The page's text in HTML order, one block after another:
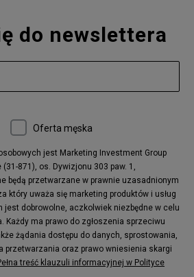
do newslettera
Oferta męska
jest Marketing Investment Group
871), os. Dywizjonu 303 paw. 1,
będą przetwarzane w prawnie uzasadnionym
który uważa się marketing produktów i usług
jest dobrowolne, aczkolwiek niezbędne w celu
Każdy ma prawo do zgłoszenia sprzeciwu
żądania dostępu do danych, sprostowania,
przetwarzania oraz prawo wniesienia skargi
treść klauzuli informacyjnej w Polityce